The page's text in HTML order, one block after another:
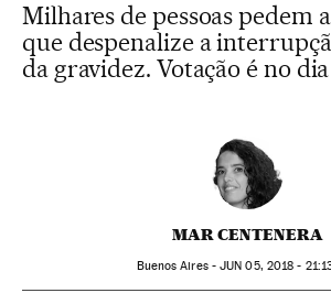
Milhares de pessoas pedem
que despenalize a
da gravidez. Votação é no dia
MAR CENTENERA
Buenos Aires -JUN 05, 2018 -